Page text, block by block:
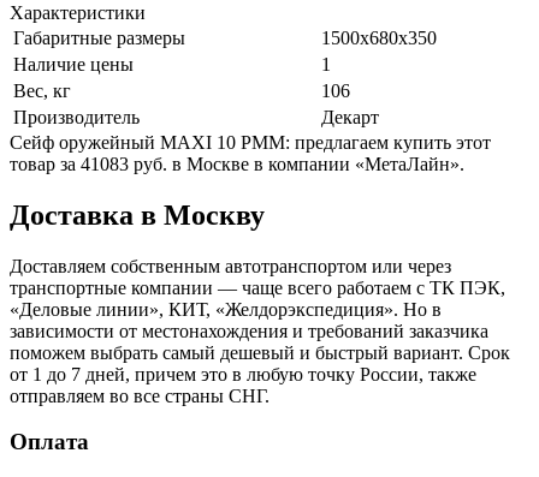
Характеристики
Габаритные размеры
1500х680х350
Наличие цены
1
Вес, кг
106
Производитель
Декарт
Сейф оружейный MAXI 10 PMM: предлагаем купить этот
товар за 41083 руб. в Москве в компании «МетаЛайн».
Доставка в Москву
Доставляем собственным автотранспортом или через
транспортные компании — чаще всего работаем с ТК ПЭК,
«Деловые линии», КИТ, «Желдорэкспедиция». Но в
зависимости от местонахождения и требований заказчика
поможем выбрать самый дешевый и быстрый вариант. Срок
от 1 до 7 дней, причем это в любую точку России, также
отправляем во все страны СНГ.
Оплата